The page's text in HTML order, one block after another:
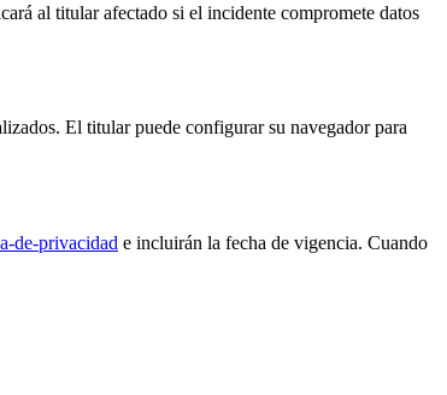
al titular afectado si el incidente compromete datos
El titular puede configurar su navegador para
de-privacidad e incluirán la fecha de vigencia. Cuando